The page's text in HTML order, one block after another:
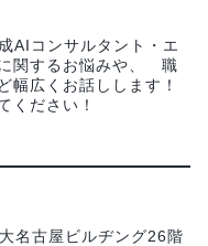
AIコンサルタント・エ
関するお悩みや、 職
幅広くお話しします！
ください！
名古屋ビルヂング26階